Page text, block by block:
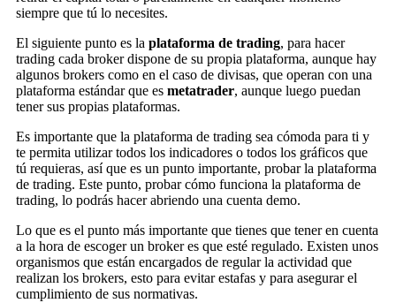
siempre que tú lo necesites.
El siguiente punto es la plataforma de trading, para hacer
trading cada broker dispone de su propia plataforma, aunque hay
algunos brokers como en el caso de divisas, que operan con una
plataforma estándar que es metatrader, aunque luego puedan
tener sus propias plataformas.
Es importante que la plataforma de trading sea cómoda para ti y
te permita utilizar todos los indicadores o todos los gráficos que
tú requieras, así que es un punto importante, probar la plataforma
de trading. Este punto, probar cómo funciona la plataforma de
trading, lo podrás hacer abriendo una cuenta demo.
Lo que es el punto más importante que tienes que tener en cuenta
a la hora de escoger un broker es que esté regulado. Existen unos
organismos que están encargados de regular la actividad que
realizan los brokers, esto para evitar estafas y para asegurar el
cumplimiento de sus normativas.